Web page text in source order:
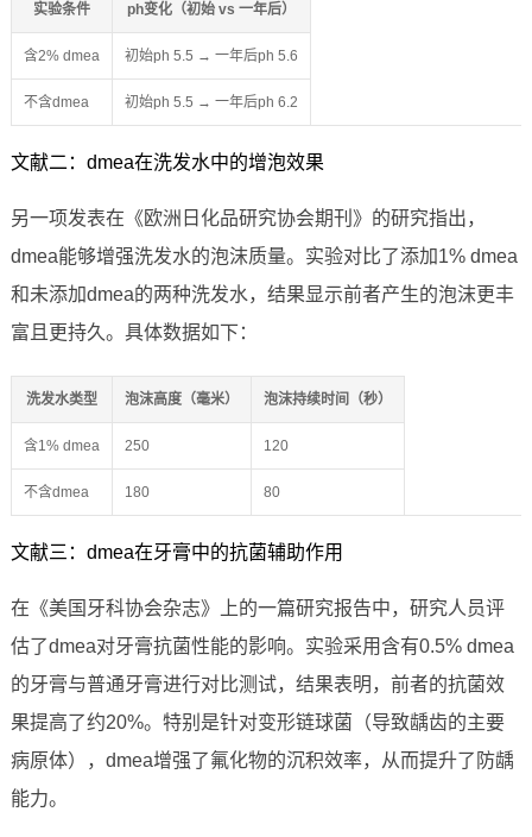
实验条件 ph变化（初始 vs 一年后）
含2% dmea 初始ph 5.5 → 一年后ph 5.6
不含dmea 初始ph 5.5 → 一年后ph 6.2
文献二：dmea在洗发水中的增泡效果
另一项发表在《欧洲日化品研究协会期刊》的研究指出，
dmea能够增强洗发水的泡沫质量。实验对比了添加1% dmea
和未添加dmea的两种洗发水，结果显示前者产生的泡沫更丰
富且更持久。具体数据如下：
洗发水类型 泡沫高度（毫米） 泡沫持续时间（秒）
含1% dmea 250 120
不含dmea 180 80
文献三：dmea在牙膏中的抗菌辅助作用
在《美国牙科协会杂志》上的一篇研究报告中，研究人员评
估了dmea对牙膏抗菌性能的影响。实验采用含有0.5% dmea
的牙膏与普通牙膏进行对比测试，结果表明，前者的抗菌效
果提高了约20%。特别是针对变形链球菌（导致龋齿的主要
病原体），dmea增强了氟化物的沉积效率，从而提升了防龋
能力。